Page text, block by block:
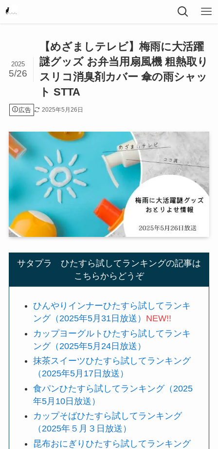
【めざましテレビ】梅雨に大活躍
謎グッズ お弁当用扇風機 粗熱取り
スリコ消臭剤カバー 傘の雨シャッ
ト STTA
2025
5/26
広告 2025年5月26日
サタプラ ひたすら試してランキングの記事は
こちらからどうぞ
ひんやりインナーひたすら試してランキ
ング（2025年5月31日放送） NEW!!
カップヨーグルトひたすら試してランキ
ング（2025年5月24日放送）
抹茶スイーツひたすら試してランキング
（2025年5月17日放送）
食パンひたすら試してランキング（2025
年5月10日放送）
カップそばひたすら試してランキング
（2025年５月３日放送）
昆布おにぎりひたすら試してランキング